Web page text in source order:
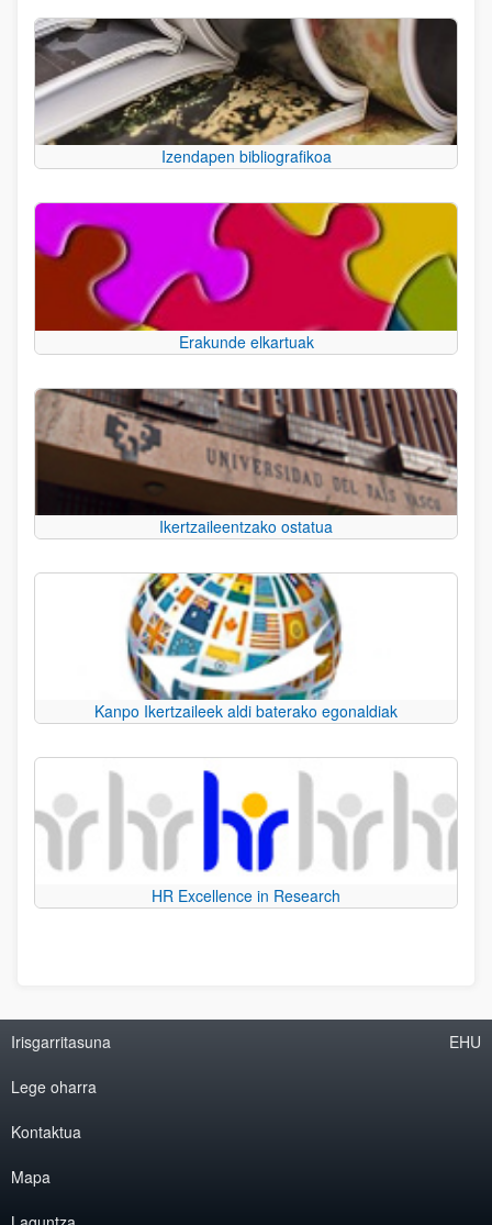
Izendapen bibliografikoa
Erakunde elkartuak
Ikertzaileentzako ostatua
Kanpo Ikertzaileek aldi baterako egonaldiak
HR Excellence in Research
Irisgarritasuna
Lege oharra
Kontaktua
Mapa
EHU